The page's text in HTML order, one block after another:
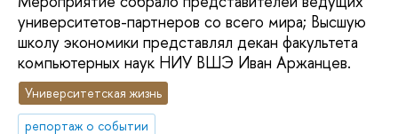
университетов-партнеров со всего мира; Высшую
школу экономики представлял декан факультета
компьютерных наук НИУ ВШЭ Иван Аржанцев.
Университетская жизнь
репортаж о событии